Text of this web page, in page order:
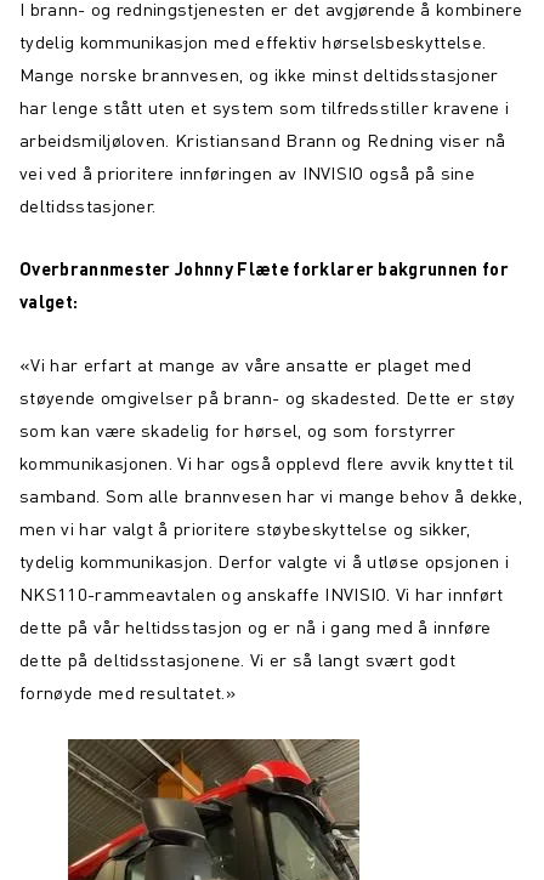
I brann- og redningstjenesten er det avgjørende å kombinere
tydelig kommunikasjon med effektiv hørselsbeskyttelse.
Mange norske brannvesen, og ikke minst deltidsstasjoner
har lenge stått uten et system som tilfredsstiller kravene i
arbeidsmiljøloven. Kristiansand Brann og Redning viser nå
vei ved å prioritere innføringen av INVISIO også på sine
deltidsstasjoner.
Overbrannmester Johnny Flæte forklarer bakgrunnen for
valget:
«Vi har erfart at mange av våre ansatte er plaget med
støyende omgivelser på brann- og skadested. Dette er støy
som kan være skadelig for hørsel, og som forstyrrer
kommunikasjonen. Vi har også opplevd flere avvik knyttet til
samband. Som alle brannvesen har vi mange behov å dekke,
men vi har valgt å prioritere støybeskyttelse og sikker,
tydelig kommunikasjon. Derfor valgte vi å utløse opsjonen i
NKS110-rammeavtalen og anskaffe INVISIO. Vi har innført
dette på vår heltidsstasjon og er nå i gang med å innføre
dette på deltidsstasjonene. Vi er så langt svært godt
fornøyde med resultatet.»